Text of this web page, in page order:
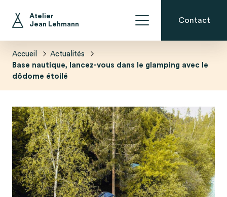
Atelier
Jean Lehmann
En direct de l’atelier
Contact
Accueil
Actualités
Base nautique, lancez-vous dans le glamping avec le
dôdome étoilé